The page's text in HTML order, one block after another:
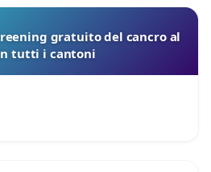
gratuito del cancro al
tutti i cantoni